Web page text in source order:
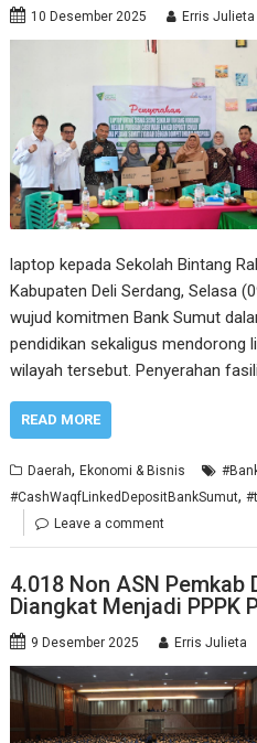
10 Desember 2025 Erris Julieta
laptop kepada Sekolah Bintang
Kabupaten Deli Serdang, Selasa
wujud komitmen Bank Sumut
pendidikan sekaligus mendorong
wilayah tersebut. Penyerahan
READ MORE
Daerah,Ekonomi & Bisnis
#CashWaqfLinkedDepositBankSumut,
Leave a comment
4.018 Non ASN Pemkab
Diangkat Menjadi PPPK
9 Desember 2025 Erris Julieta